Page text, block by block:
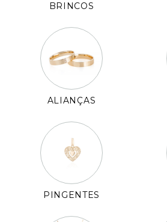
BRINCOS
ALIANÇAS
PINGENTES